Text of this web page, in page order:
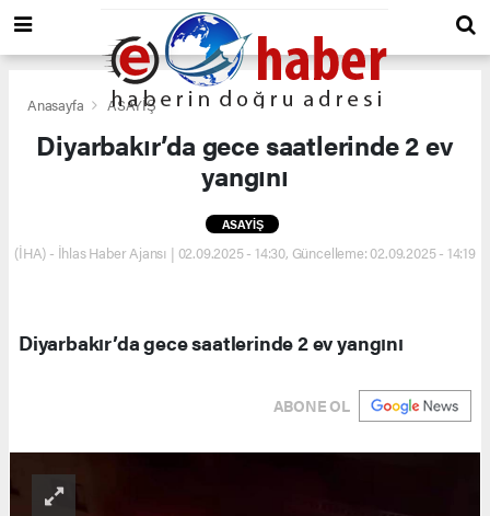
Anasayfa ASAYİŞ
Diyarbakır’da gece saatlerinde 2 ev
yangını
ASAYİŞ
(İHA) - İhlas Haber Ajansı | 02.09.2025 - 14:30, Güncelleme: 02.09.2025 - 14:19
Diyarbakır’da gece saatlerinde 2 ev yangını
ABONE OL